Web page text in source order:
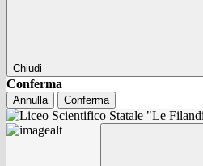
Chiudi
Conferma
Annulla Conferma